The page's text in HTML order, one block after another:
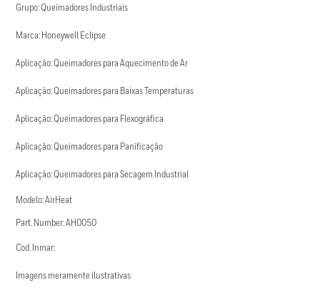
Grupo: Queimadores Industriais
Marca: Honeywell Eclipse
Aplicação: Queimadores para Aquecimento de Ar
Aplicação: Queimadores para Baixas Temperaturas
Aplicação: Queimadores para Flexográfica
Aplicação: Queimadores para Panificação
Aplicação: Queimadores para Secagem Industrial
Modelo: AirHeat
Part. Number: AH0050
Cod. Inmar:
Imagens meramente ilustrativas